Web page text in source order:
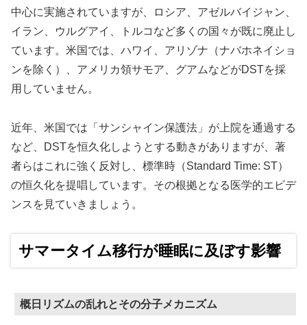
中心に実施されていますが、ロシア、アゼルバイジャン、
イラン、ウルグアイ、トルコなど多くの国々が既に廃止し
ています。米国では、ハワイ、アリゾナ（ナバホネイショ
ンを除く）、アメリカ領サモア、グアムなどがDSTを採
用していません。
近年、米国では「サンシャイン保護法」が上院を通過する
など、DSTを恒久化しようとする動きがありますが、著
者らはこれに強く反対し、標準時（Standard Time: ST）
の恒久化を提唱しています。その根拠となる医学的エビデ
ンスを見ていきましょう。
サマータイム移行が睡眠に及ぼす影響
概日リズムの乱れとその分子メカニズム